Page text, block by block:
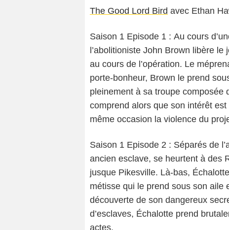
The Good Lord Bird avec Ethan
Saison 1 Episode 1 : Au cours
l’abolitioniste John Brown libère
au cours de l’opération. Le
porte-bonheur, Brown le prend
pleinement à sa troupe composée
comprend alors que son intérêt
même occasion la violence du
Saison 1 Episode 2 : Séparés de
ancien esclave, se heurtent à des
jusque Pikesville. Là-bas,
métisse qui le prend sous son aile
découverte de son dangereux
d’esclaves, Échalotte prend
actes.